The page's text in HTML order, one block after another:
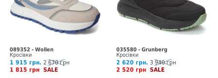
089352 - Wollen
Кросівки
1 915 грн. 2 670 грн
1 815 грн SALE
035580 - Grunberg
Кросівки
2 620 грн. 3 940 грн
2 520 грн SALE